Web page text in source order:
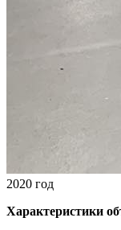
2020 год
Характеристики